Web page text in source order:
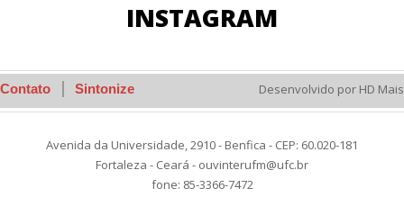
INSTAGRAM
Contato Sintonize Desenvolvido por HD Mais
Avenida da Universidade, 2910 - Benfica - CEP: 60.020-181
Fortaleza - Ceará - ouvinterufm@ufc.br
fone: 85-3366-7472